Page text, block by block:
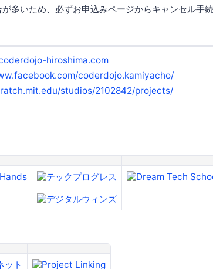
多いため、必ずお申込みページからキャンセル手続
hiroshima.com
coderdojo.kamiyacho/
studios/2102842/projects/